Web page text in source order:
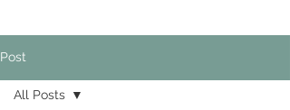
Post
All Posts